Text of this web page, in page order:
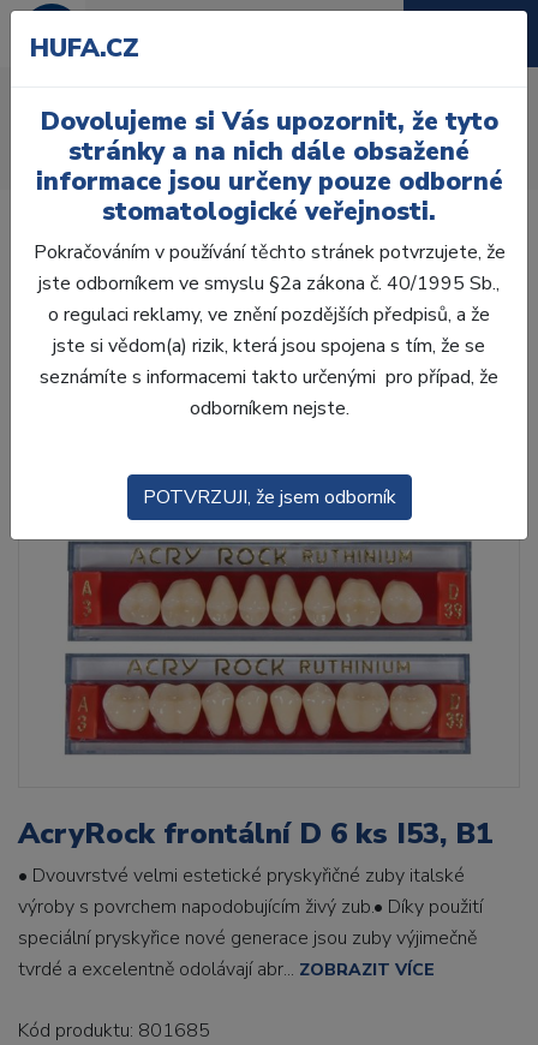
Úvod Zuby
AcryRock
AcryRock frontální D 6 ks I53, B1
AcryRock frontální D 6 ks I53, B1
• Dvouvrstvé velmi estetické pryskyřičné zuby italské
výroby s povrchem napodobujícím živý zub.• Díky použití
speciální pryskyřice nové generace jsou zuby výjimečně
tvrdé a excelentně odolávají abr... ZOBRAZIT VÍCE
Kód produktu: 801685
HUFA.CZ
Dovolujeme si Vás upozornit, že tyto
stránky a na nich dále obsažené
informace jsou určeny pouze odborné
stomatologické veřejnosti.
Pokračováním v používání těchto stránek potvrzujete, že
jste odborníkem ve smyslu §2a zákona č. 40/1995 Sb.,
o regulaci reklamy, ve znění pozdějších předpisů, a že
jste si vědom(a) rizik, která jsou spojena s tím, že se
seznámíte s informacemi takto určenými pro případ, že
odborníkem nejste.
POTVRZUJI, že jsem odborník